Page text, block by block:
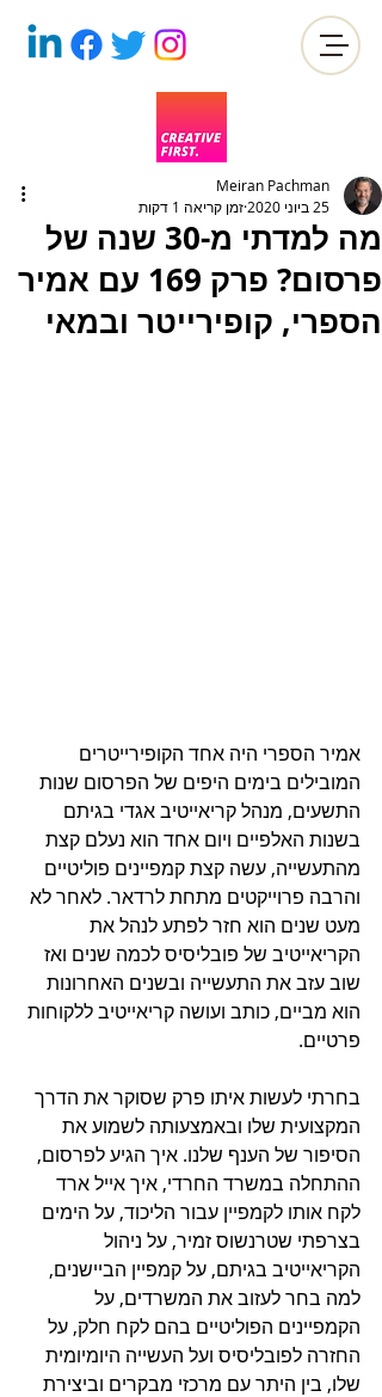
מה למדתי מ-30 שנה של
פרסום? פרק 169 עם אמיר
הספרי, קופירייטר ובמאי
Meiran Pachman
25 ביוני 2020
זמן קריאה 1 דקות
אמיר הספרי היה אחד הקופירייטרים
המובילים בימים היפים של הפרסום שנות
התשעים, מנהל קריאייטיב אגדי בגיתם
בשנות האלפיים ויום אחד הוא נעלם קצת
מהתעשייה, עשה קצת קמפיינים פוליטיים
והרבה פרוייקטים מתחת לרדאר. לאחר לא
מעט שנים הוא חזר לפתע לנהל את
הקריאייטיב של פובליסיס לכמה שנים ואז
שוב עזב את התעשייה ובשנים האחרונות
הוא מביים, כותב ועושה קריאייטיב ללקוחות
פרטיים.
בחרתי לעשות איתו פרק שסוקר את הדרך
המקצועית שלו ובאמצעותה לשמוע את
הסיפור של הענף שלנו. איך הגיע לפרסום,
ההתחלה במשרד החרדי, איך אייל ארד
לקח אותו לקמפיין עבור הליכוד, על הימים
בצרפתי שטרנשוס זמיר, על ניהול
הקריאייטיב בגיתם, על קמפיין הביישנים,
למה בחר לעזוב את המשרדים, על
הקמפיינים הפוליטיים בהם לקח חלק, על
החזרה לפובליסיס ועל העשייה היומיומית
שלו, בין היתר עם מרכזי מבקרים וביצירת